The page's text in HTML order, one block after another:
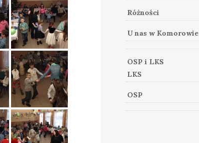
Różności
U nas w Komorowie
OSP i LKS
LKS
OSP